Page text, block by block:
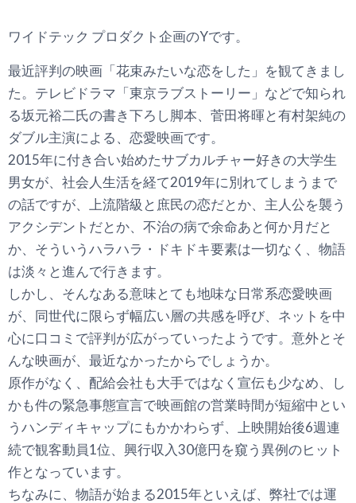
ワイドテック プロダクト企画のYです。
最近評判の映画「花束みたいな恋をした」を観てきまし
た。テレビドラマ「東京ラブストーリー」などで知られ
る坂元裕二氏の書き下ろし脚本、菅田将暉と有村架純の
ダブル主演による、恋愛映画です。
2015年に付き合い始めたサブカルチャー好きの大学生
男女が、社会人生活を経て2019年に別れてしまうまで
の話ですが、上流階級と庶民の恋だとか、主人公を襲う
アクシデントだとか、不治の病で余命あと何か月だと
か、そういうハラハラ・ドキドキ要素は一切なく、物語
は淡々と進んで行きます。
しかし、そんなある意味とても地味な日常系恋愛映画
が、同世代に限らず幅広い層の共感を呼び、ネットを中
心に口コミで評判が広がっていったようです。意外とそ
んな映画が、最近なかったからでしょうか。
原作がなく、配給会社も大手ではなく宣伝も少なめ、し
かも件の緊急事態宣言で映画館の営業時間が短縮中とい
うハンディキャップにもかかわらず、上映開始後6週連
続で観客動員1位、興行収入30億円を窺う異例のヒット
作となっています。
ちなみに、物語が始まる2015年といえば、弊社では運